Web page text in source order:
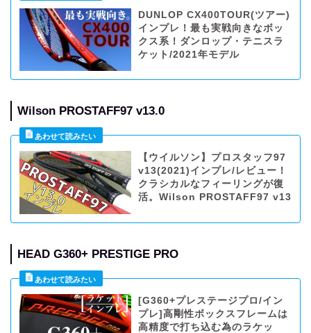
DUNLOP CX400TOUR(ツアー)
インプレ！最も実戦向きなボッ
クス系！ダンロップ・テニスラ
ケット/2021年モデル
Wilson PROSTAFF97 v13.0
【ウイルソン】プロスタッフ97
v13(2021)インプレ/レビュー！
クラシカルなフィーリングが復
活。Wilson PROSTAFF97 v13
HEAD G360+ PRESTIGE PRO
[G360+プレステージプロ/イン
プレ]高剛性ボックスフレームは
高精度で打ち込む為のラケッ